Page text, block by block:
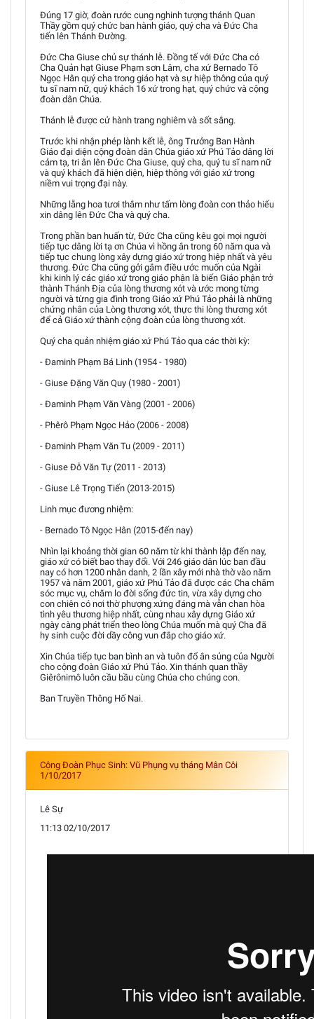
Đúng 17 giờ, đoàn rước cung nghinh tượng thánh Quan
Thầy gồm quý chức ban hành giáo, quý cha và Đức Cha
tiến lên Thánh Đường.
Đức Cha Giuse chủ sự thánh lễ. Đồng tế với Đức Cha có
Cha Quản hạt Giuse Phạm sơn Lâm, cha xứ Bernado Tô
Ngọc Hân quý cha trong giáo hạt và sự hiệp thông của quý
tu sĩ nam nữ, quý khách 16 xứ trong hạt, quý chức và cộng
đoàn dân Chúa.
Thánh lễ được cử hành trang nghiêm và sốt sắng.
Trước khi nhận phép lành kết lễ, ông Trưởng Ban Hành
Giáo đại diện cộng đoàn dân Chúa giáo xứ Phú Tảo dâng lời
cảm tạ, tri ân lên Đức Cha Giuse, quý cha, quý tu sĩ nam nữ
và quý khách đã hiện diện, hiệp thông với giáo xứ trong
niềm vui trọng đại này.
Những lẵng hoa tươi thắm như tấm lòng đoàn con thảo hiếu
xin dâng lên Đức Cha và quý cha.
Trong phần ban huấn từ, Đức Cha cũng kêu gọi mọi người
tiếp tục dâng lời tạ ơn Chúa vì hồng ân trong 60 năm qua và
tiếp tục chung lòng xây dựng giáo xứ trong hiệp nhất và yêu
thương. Đức Cha cũng gởi gắm điều ước muốn của Ngài
khi kinh lý các giáo xứ trong giáo phận là biến Giáo phận trở
thành Thánh Địa của lòng thương xót và ước mong từng
người và từng gia đình trong Giáo xứ Phú Tảo phải là những
chứng nhân của Lòng thương xót, thực thi lòng thương xót
để cả Giáo xứ thành cộng đoàn của lòng thương xót.
Quý cha quản nhiệm giáo xứ Phú Tảo qua các thời kỳ:
- Đaminh Phạm Bá Linh (1954 - 1980)
- Giuse Đặng Văn Quy (1980 - 2001)
- Đaminh Phạm Văn Vàng (2001 - 2006)
- Phêrô Phạm Ngọc Hảo (2006 - 2008)
- Đaminh Phạm Văn Tu (2009 - 2011)
- Giuse Đỗ Văn Tự (2011 - 2013)
- Giuse Lê Trọng Tiến (2013-2015)
Linh mục đương nhiệm:
- Bernado Tô Ngọc Hân (2015-đến nay)
Nhìn lại khoảng thời gian 60 năm từ khi thành lập đến nay,
giáo xứ có biết bao thay đổi. Với 246 giáo dân lúc ban đầu
nay có hơn 1200 nhân danh, 2 lần xây mới nhà thờ vào năm
1957 và năm 2001, giáo xứ Phú Tảo đã được các Cha chăm
sóc mục vụ, chăm lo đời sống đức tin, vừa xây dựng cho
con chiên có nơi thờ phượng xứng đáng mà vẫn chan hòa
tình yêu thương hiệp nhất, cùng nhau xây dựng Giáo xứ
ngày càng phát triển theo lòng Chúa muốn mà quý Cha đã
hy sinh cuộc đời dầy công vun đắp cho giáo xứ.
Xin Chúa tiếp tục ban bình an và tuôn đổ ân sủng của Người
cho cộng đoàn Giáo xứ Phú Tảo. Xin thánh quan thầy
Giêrônimô luôn cầu bầu cùng Chúa cho chúng con.
Ban Truyền Thông Hố Nai.
Cộng Đoàn Phục Sinh: Vũ Phụng vụ tháng Mân Côi
1/10/2017
Lê Sự
11:13 02/10/2017